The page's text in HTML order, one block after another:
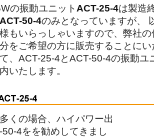
の振動ユニット ACT-25-4は製造
ACT-50-4のみとなっていますが、
もいらっしゃいますので、弊社
をご希望の方に販売することに
、ACT-25-4とACT-50-4の振動ユ
いたします。
くの場合、ハイパワー出
50-4をを勧めしてきまし